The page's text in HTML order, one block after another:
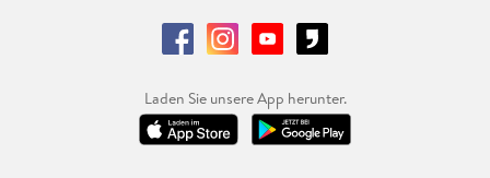
Laden Sie unsere App herunter.